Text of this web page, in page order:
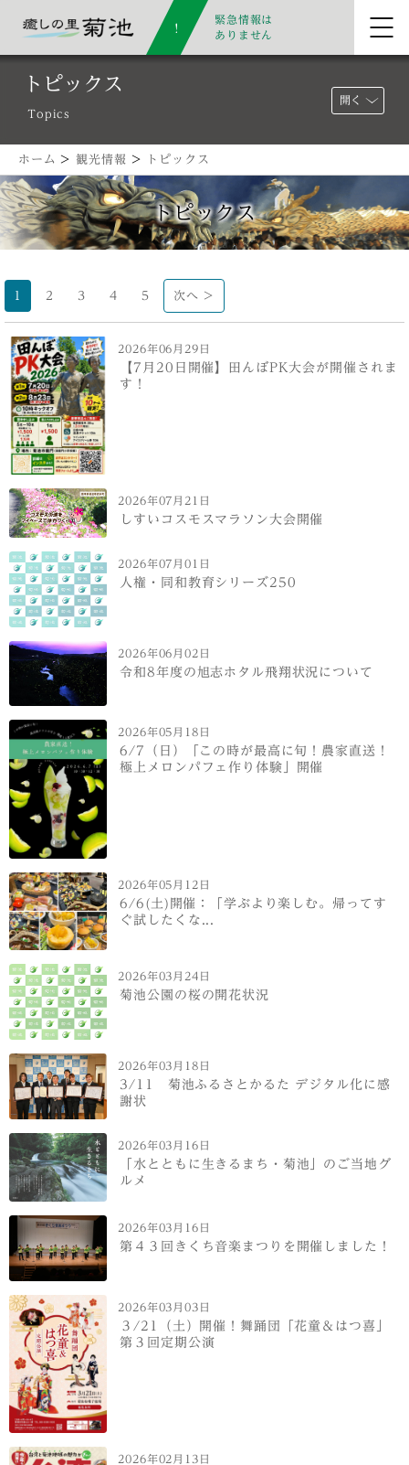
緊急情報は
ありません
トピックス
Topics
開く
ホーム >観光情報 > トピックス
トピックス
1 2 3 4 5 次へ >
2026年06月29日
【7月20日開催】田んぼPK大会が開催されま
す！
2026年07月21日
しすいコスモスマラソン大会開催
2026年07月01日
人権・同和教育シリーズ250
2026年06月02日
令和8年度の旭志ホタル飛翔状況について
2026年05月18日
6/7（日）「この時が最高に旬！農家直送！
極上メロンパフェ作り体験」開催
2026年05月12日
6/6(土)開催：「学ぶより楽しむ。帰ってす
ぐ試したくな...
2026年03月24日
菊池公園の桜の開花状況
2026年03月18日
3/11 菊池ふるさとかるた デジタル化に感
謝状
2026年03月16日
「水とともに生きるまち・菊池」のご当地グ
ルメ
2026年03月16日
第４３回きくち音楽まつりを開催しました！
2026年03月03日
３/21（土）開催！舞踊団「花童＆はつ喜」
第３回定期公演
2026年02月13日